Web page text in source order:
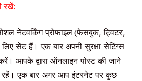
रखें:
नेटवर्किंग प्रोफाइल (फेसबुक,ट्विटर,
लिए सेट हैं। एक बार अपनी सुरक्षा सेटिंग्स
आपके द्वारा ऑनलाइन पोस्ट की जाने
रहें। एक बार अगर आप इंटरनेट पर कुछ